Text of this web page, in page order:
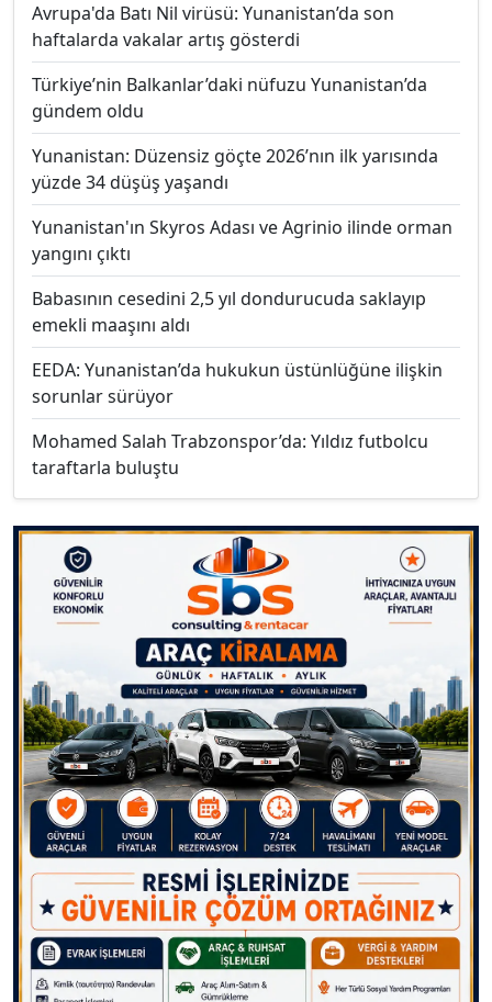
Avrupa'da Batı Nil virüsü: Yunanistan’da son
haftalarda vakalar artış gösterdi
Türkiye’nin Balkanlar’daki nüfuzu Yunanistan’da
gündem oldu
Yunanistan: Düzensiz göçte 2026’nın ilk yarısında
yüzde 34 düşüş yaşandı
Yunanistan'ın Skyros Adası ve Agrinio ilinde orman
yangını çıktı
Babasının cesedini 2,5 yıl dondurucuda saklayıp
emekli maaşını aldı
EEDA: Yunanistan’da hukukun üstünlüğüne ilişkin
sorunlar sürüyor
Mohamed Salah Trabzonspor’da: Yıldız futbolcu
taraftarla buluştu